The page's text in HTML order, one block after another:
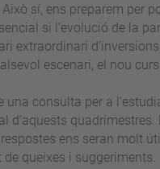
sí, ens preparem per
si l’evolució de la
extraordinari
escenari, el nou
consulta per a
d’aquests
ens seran molt
queixes i suggeriments.